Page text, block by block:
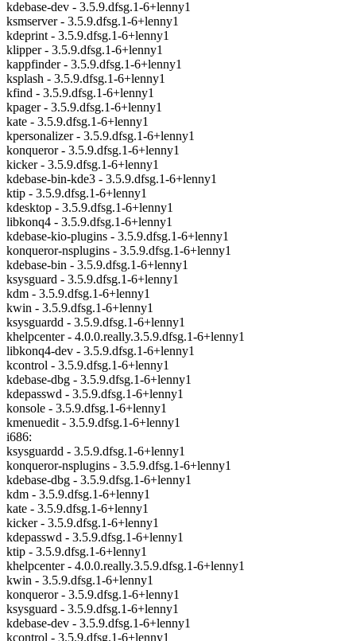
kdebase-dev - 3.5.9.dfsg.1-6+lenny1
ksmserver - 3.5.9.dfsg.1-6+lenny1
kdeprint - 3.5.9.dfsg.1-6+lenny1
klipper - 3.5.9.dfsg.1-6+lenny1
kappfinder - 3.5.9.dfsg.1-6+lenny1
ksplash - 3.5.9.dfsg.1-6+lenny1
kfind - 3.5.9.dfsg.1-6+lenny1
kpager - 3.5.9.dfsg.1-6+lenny1
kate - 3.5.9.dfsg.1-6+lenny1
kpersonalizer - 3.5.9.dfsg.1-6+lenny1
konqueror - 3.5.9.dfsg.1-6+lenny1
kicker - 3.5.9.dfsg.1-6+lenny1
kdebase-bin-kde3 - 3.5.9.dfsg.1-6+lenny1
ktip - 3.5.9.dfsg.1-6+lenny1
kdesktop - 3.5.9.dfsg.1-6+lenny1
libkonq4 - 3.5.9.dfsg.1-6+lenny1
kdebase-kio-plugins - 3.5.9.dfsg.1-6+lenny1
konqueror-nsplugins - 3.5.9.dfsg.1-6+lenny1
kdebase-bin - 3.5.9.dfsg.1-6+lenny1
ksysguard - 3.5.9.dfsg.1-6+lenny1
kdm - 3.5.9.dfsg.1-6+lenny1
kwin - 3.5.9.dfsg.1-6+lenny1
ksysguardd - 3.5.9.dfsg.1-6+lenny1
khelpcenter - 4.0.0.really.3.5.9.dfsg.1-6+lenny1
libkonq4-dev - 3.5.9.dfsg.1-6+lenny1
kcontrol - 3.5.9.dfsg.1-6+lenny1
kdebase-dbg - 3.5.9.dfsg.1-6+lenny1
kdepasswd - 3.5.9.dfsg.1-6+lenny1
konsole - 3.5.9.dfsg.1-6+lenny1
kmenuedit - 3.5.9.dfsg.1-6+lenny1
i686:
ksysguardd - 3.5.9.dfsg.1-6+lenny1
konqueror-nsplugins - 3.5.9.dfsg.1-6+lenny1
kdebase-dbg - 3.5.9.dfsg.1-6+lenny1
kdm - 3.5.9.dfsg.1-6+lenny1
kate - 3.5.9.dfsg.1-6+lenny1
kicker - 3.5.9.dfsg.1-6+lenny1
kdepasswd - 3.5.9.dfsg.1-6+lenny1
ktip - 3.5.9.dfsg.1-6+lenny1
khelpcenter - 4.0.0.really.3.5.9.dfsg.1-6+lenny1
kwin - 3.5.9.dfsg.1-6+lenny1
konqueror - 3.5.9.dfsg.1-6+lenny1
ksysguard - 3.5.9.dfsg.1-6+lenny1
kdebase-dev - 3.5.9.dfsg.1-6+lenny1
kcontrol - 3.5.9.dfsg.1-6+lenny1